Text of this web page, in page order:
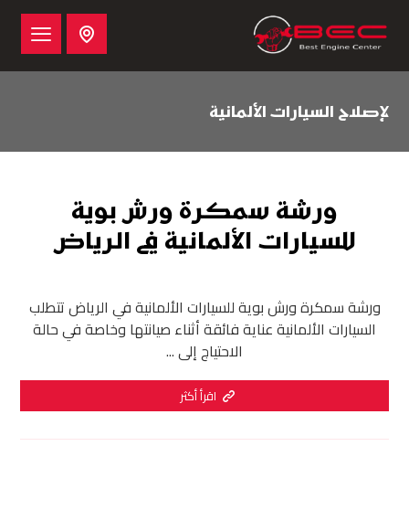
لإصلاح السيارات الألمانية
ورشة سمكرة ورش بوية
للسيارات الألمانية في الرياض
ورشة سمكرة ورش بوية للسيارات الألمانية في الرياض تتطلب
السيارات الألمانية عناية فائقة أثناء صيانتها وخاصة في حالة
الاحتياج إلى ...
اقرأ أكثر